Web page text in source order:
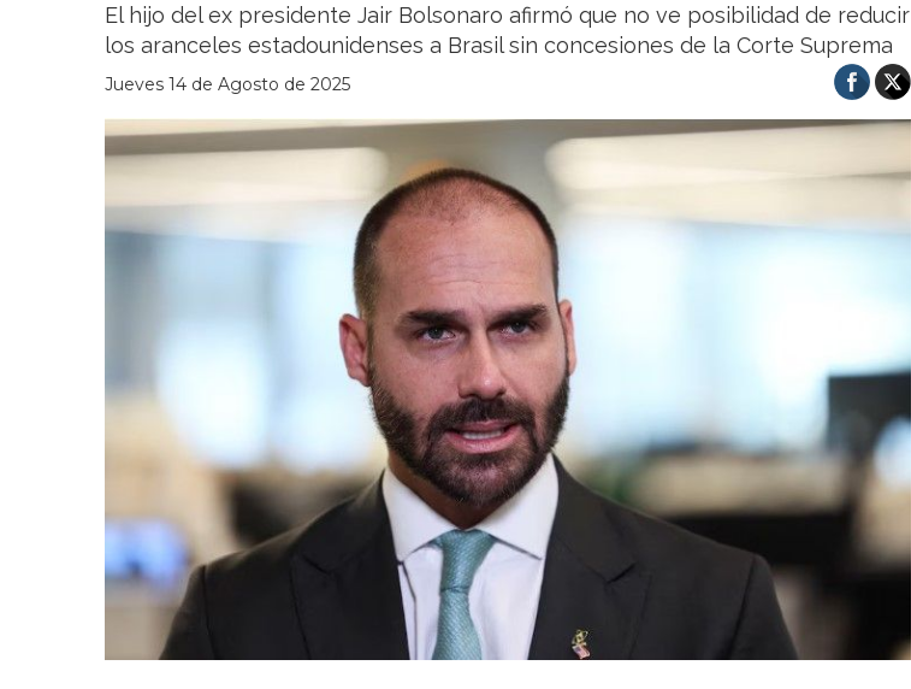
El hijo del ex presidente Jair Bolsonaro afirmó que no ve posibilidad de reducir
los aranceles estadounidenses a Brasil sin concesiones de la Corte Suprema
Jueves 14 de Agosto de 2025